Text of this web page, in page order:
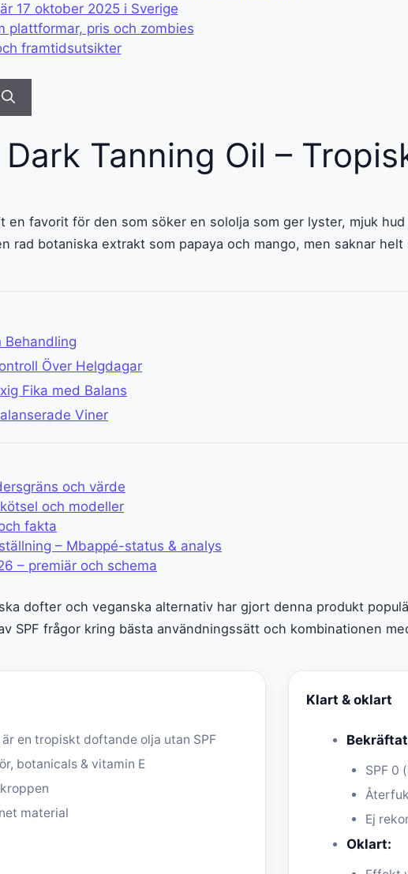
17 oktober 2025 i Sverige
plattformar, pris och zombies
framtidsutsikter
Tanning Oil –
en favorit för den som söker en sololja som ger lyster, mjuk
rad botaniska extrakt som papaya och mango, men saknar
Behandling
Över Helgdagar
Fika med Balans
Viner
och värde
och modeller
fakta
– Mbappé-status & analys
– premiär och schema
dofter och veganska alternativ har gjort denna produkt
SPF frågor kring bästa användningssätt och kombinationen
en tropiskt doftande olja utan SPF
botanicals & vitamin E
material
Klart & oklart
SPF 0
Ej
Oklart: